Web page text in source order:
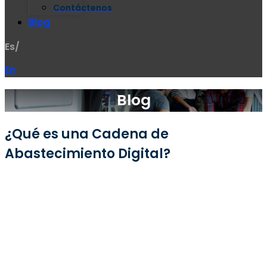
Contáctenos
Blog
Es/
En
Blog
¿Qué es una Cadena de
Abastecimiento Digital?